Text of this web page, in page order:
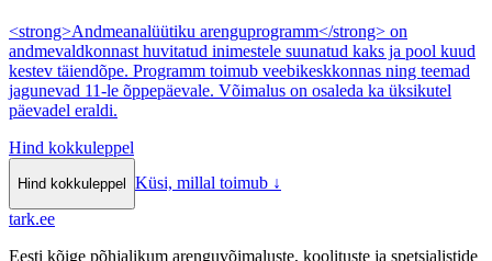
<strong>Andmeanalüütiku arenguprogramm</strong> on
andmevaldkonnast huvitatud inimestele suunatud kaks ja pool kuud
kestev täiendõpe. Programm toimub veebikeskkonnas ning teemad
jagunevad 11-le õppepäevale. Võimalus on osaleda ka üksikutel
päevadel eraldi.
Hind kokkuleppel
Hind kokkuleppel Küsi, millal toimub ↓
tark.ee
Eesti kõige põhjalikum arenguvõimaluste, koolituste ja spetsialistide